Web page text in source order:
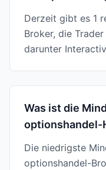
Derzeit gibt es 1
Broker, die
darunter
Was ist die
optionshandel-
Die niedrigste
optionshandel-